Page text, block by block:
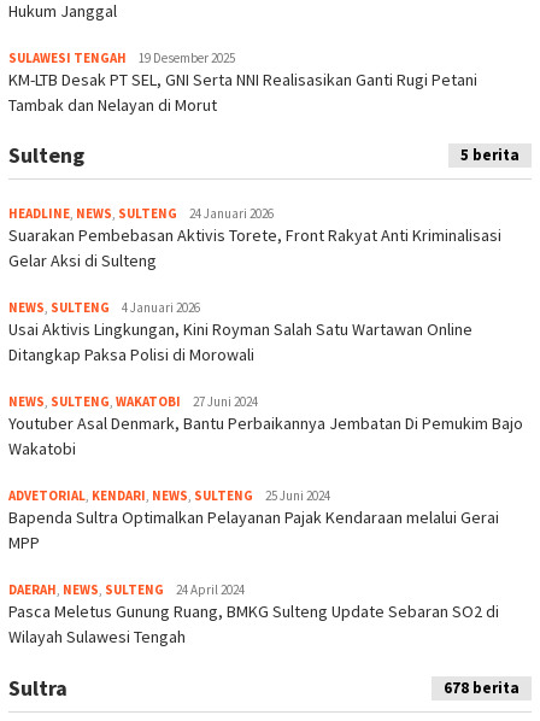
Hukum Janggal
SULAWESI TENGAH 19 Desember 2025
KM-LTB Desak PT SEL, GNI Serta NNI Realisasikan Ganti Rugi Petani
Tambak dan Nelayan di Morut
Sulteng 5 berita
HEADLINE, NEWS, SULTENG 24 Januari 2026
Suarakan Pembebasan Aktivis Torete, Front Rakyat Anti Kriminalisasi
Gelar Aksi di Sulteng
NEWS, SULTENG 4 Januari 2026
Usai Aktivis Lingkungan, Kini Royman Salah Satu Wartawan Online
Ditangkap Paksa Polisi di Morowali
NEWS, SULTENG, WAKATOBI 27 Juni 2024
Youtuber Asal Denmark, Bantu Perbaikannya Jembatan Di Pemukim Bajo
Wakatobi
ADVETORIAL, KENDARI, NEWS, SULTENG 25 Juni 2024
Bapenda Sultra Optimalkan Pelayanan Pajak Kendaraan melalui Gerai
MPP
DAERAH, NEWS, SULTENG 24 April 2024
Pasca Meletus Gunung Ruang, BMKG Sulteng Update Sebaran SO2 di
Wilayah Sulawesi Tengah
Sultra 678 berita